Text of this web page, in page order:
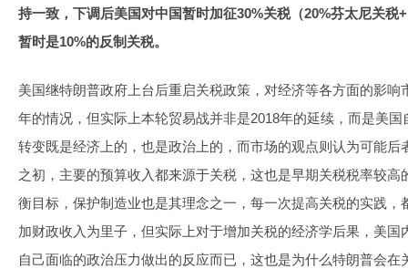
持一致，下调后美国对中国暂时加征30%关税（20%芬太尼关税
暂时是10%的反制关税。
美国继特朗普政府上台后重启关税政策，对经济等各方面的影响
年的情况，但实际上本轮贸易战并非是2018年的延续，而是美
转变既是经济上的，也是政治上的，而市场的观点则认为可能
之初，主要的预算收入都来源于关税，这也是早期关税税率较
衡目标，保护制造业也是其理念之一，每一次提高关税的实践
加财政收入为里子，但实际上对于增加关税的经济学后果，美
自己面临的政治压力做出的反应而已，这也是为什么特朗普会